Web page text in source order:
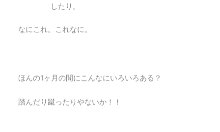
したり。
なにこれ。これなに。
ほんの1ヶ月の間にこんなにいろいろある？
踏んだり蹴ったりやないか！！